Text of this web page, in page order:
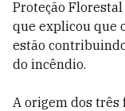
Proteção
que explicou que
estão
do incêndio.
A origem dos três